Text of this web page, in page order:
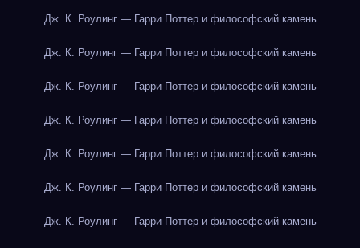
Дж. К. Роулинг — Гарри Поттер и философский камень
Дж. К. Роулинг — Гарри Поттер и философский камень
Дж. К. Роулинг — Гарри Поттер и философский камень
Дж. К. Роулинг — Гарри Поттер и философский камень
Дж. К. Роулинг — Гарри Поттер и философский камень
Дж. К. Роулинг — Гарри Поттер и философский камень
Дж. К. Роулинг — Гарри Поттер и философский камень